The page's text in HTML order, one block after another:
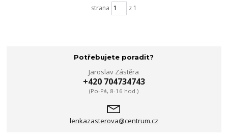
strana z 1
Potřebujete poradit?
Jaroslav Zástěra
+420 704734743
(Po-Pá, 8-16 hod.)
lenkazasterova@centrum.cz